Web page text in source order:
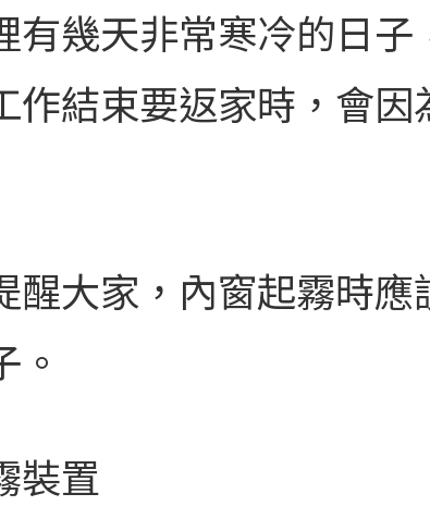
有幾天非常寒冷的日
作結束要返家時，會
醒大家，內窗起霧時
裝置